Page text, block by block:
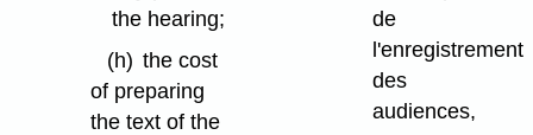
the hearing;
(h) the cost
of preparing
the text of the
de
l'enregistrement
des
audiences,